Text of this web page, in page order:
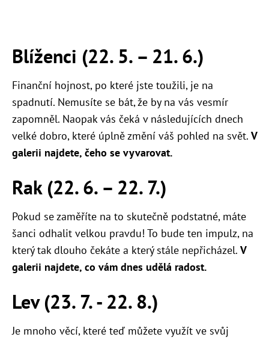
Blíženci (22. 5. – 21. 6.)
Finanční hojnost, po které jste toužili, je na
spadnutí. Nemusíte se bát, že by na vás vesmír
zapomněl. Naopak vás čeká v následujících dnech
velké dobro, které úplně změní váš pohled na svět. V
galerii najdete, čeho se vyvarovat.
Rak (22. 6. – 22. 7.)
Pokud se zaměříte na to skutečně podstatné, máte
šanci odhalit velkou pravdu! To bude ten impulz, na
který tak dlouho čekáte a který stále nepřicházel. V
galerii najdete, co vám dnes udělá radost.
Lev (23. 7. - 22. 8.)
Je mnoho věcí, které teď můžete využít ve svůj